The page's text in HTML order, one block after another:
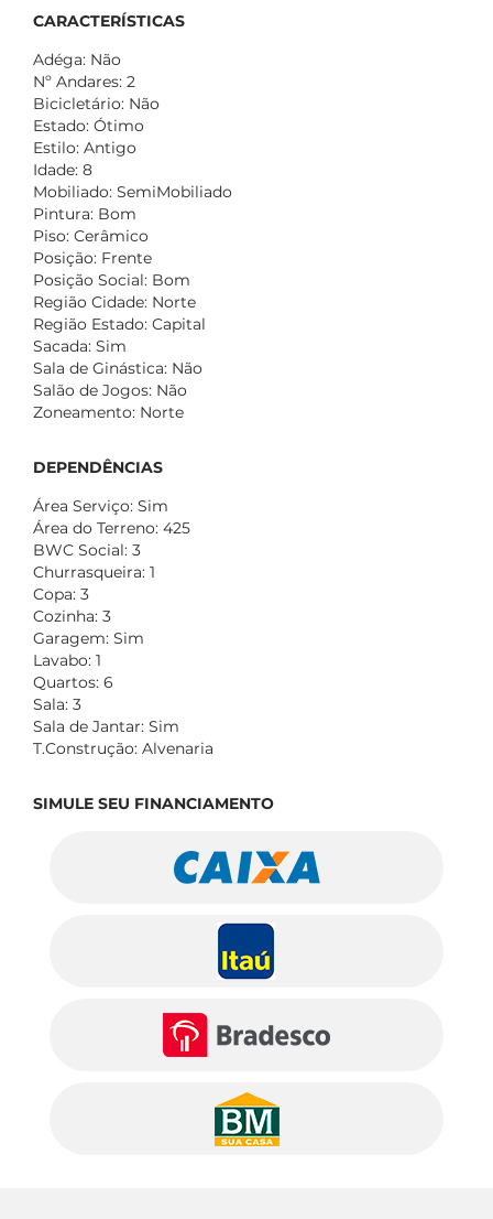
CARACTERÍSTICAS
Adéga: Não
Nº Andares: 2
Bicicletário: Não
Estado: Ótimo
Estilo: Antigo
Idade: 8
Mobiliado: SemiMobiliado
Pintura: Bom
Piso: Cerâmico
Posição: Frente
Posição Social: Bom
Região Cidade: Norte
Região Estado: Capital
Sacada: Sim
Sala de Ginástica: Não
Salão de Jogos: Não
Zoneamento: Norte
DEPENDÊNCIAS
Área Serviço: Sim
Área do Terreno: 425
BWC Social: 3
Churrasqueira: 1
Copa: 3
Cozinha: 3
Garagem: Sim
Lavabo: 1
Quartos: 6
Sala: 3
Sala de Jantar: Sim
T.Construção: Alvenaria
SIMULE SEU FINANCIAMENTO